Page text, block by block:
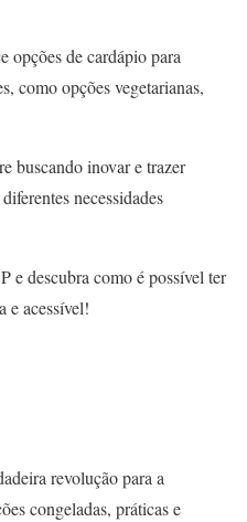
opções de cardápio para
como opções vegetarianas,
buscando inovar e trazer
necessidades
e descubra como é possível ter
e acessível!
revolução para a
congeladas, práticas e